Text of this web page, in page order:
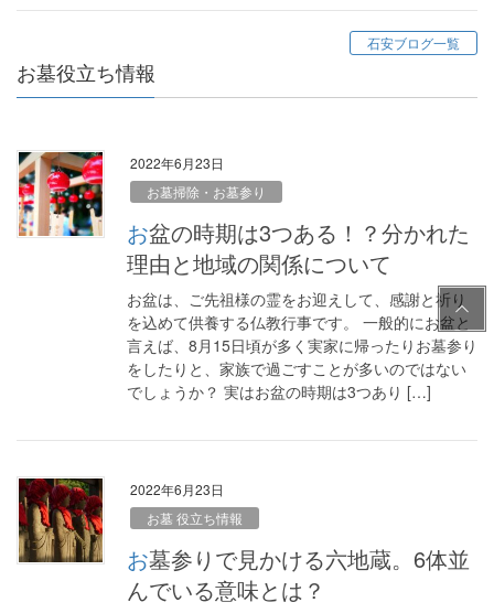
石安ブログ一覧
お墓役立ち情報
2022年6月23日
お墓掃除・お墓参り
お盆の時期は3つある！？分かれた
理由と地域の関係について
お盆は、ご先祖様の霊をお迎えして、感謝と祈り
を込めて供養する仏教行事です。 一般的にお盆と
言えば、8月15日頃が多く実家に帰ったりお墓参り
をしたりと、家族で過ごすことが多いのではない
でしょうか？ 実はお盆の時期は3つあり […]
2022年6月23日
お墓 役立ち情報
お墓参りで見かける六地蔵。6体並
んでいる意味とは？
PAG
E
TOP